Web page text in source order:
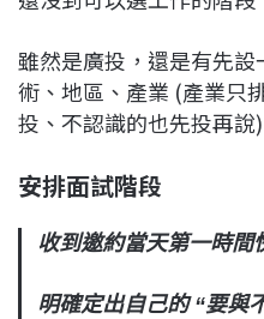
雖然是廣投，還是有先
術、地區、產業 (產業只
投、不認識的也先投再說)
安排面試階段
收到邀約當天第一時間
明確定出自己的 “要與